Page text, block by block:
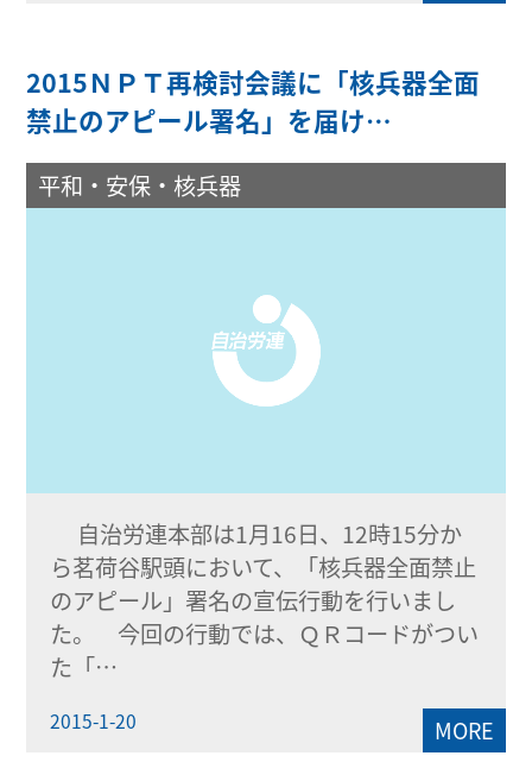
2015ＮＰＴ再検討会議に「核兵器全面
禁止のアピール署名」を届け…
平和・安保・核兵器
自治労連本部は1月16日、12時15分か
ら茗荷谷駅頭において、「核兵器全面禁止
のアピール」署名の宣伝行動を行いまし
た。 今回の行動では、ＱＲコードがつい
た「…
2015-1-20 MORE